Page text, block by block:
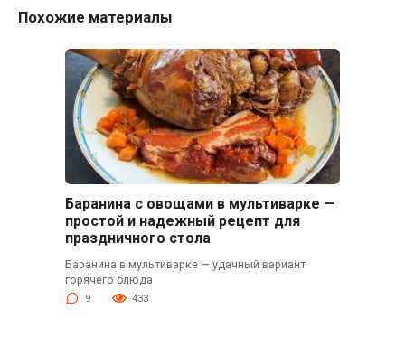
Похожие материалы
Баранина с овощами в мультиварке —
простой и надежный рецепт для
праздничного стола
Баранина в мультиварке — удачный вариант
горячего блюда
9 433